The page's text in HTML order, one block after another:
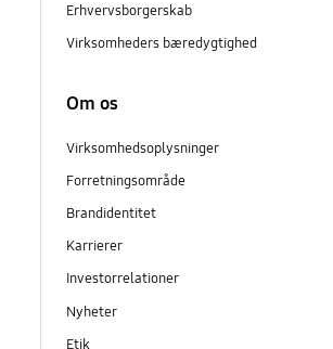
Erhvervsborgerskab
Virksomheders bæredygtighed
Om os
Virksomhedsoplysninger
Forretningsområde
Brandidentitet
Karrierer
Investorrelationer
Nyheter
Etik